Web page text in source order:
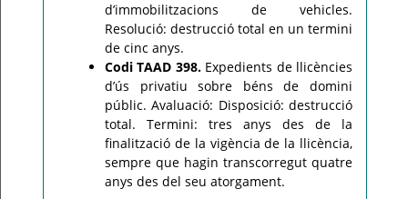
d’immobilitzacions de vehicles.
Resolució: destrucció total en un termini
de cinc anys.
Codi TAAD 398.Expedients de llicències
d’ús privatiu sobre béns de domini
públic. Avaluació: Disposició: destrucció
total. Termini: tres anys des de la
finalització de la vigència de la llicència,
sempre que hagin transcorregut quatre
anys des del seu atorgament.